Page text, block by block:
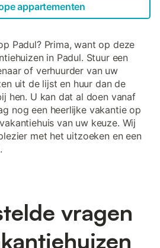
appartementen
Padul? Prima, want op deze
in Padul. Stuur een
of verhuurder van uw
uit de lijst en huur dan de
hen. U kan dat al doen vanaf
nog een heerlijke vakantie op
van uw keuze. Wij
met het uitzoeken en een
vragen